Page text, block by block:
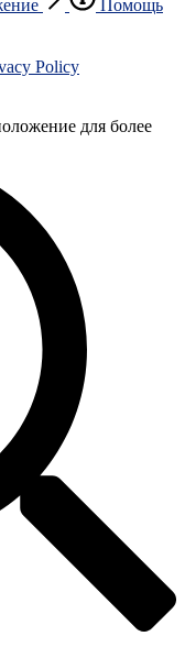
Помощь
Policy
для более